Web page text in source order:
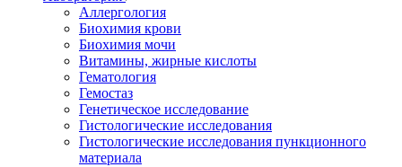
Аллергология
Биохимия крови
Биохимия мочи
Витамины, жирные кислоты
Гематология
Гемостаз
Генетическое исследование
Гистологические исследования
Гистологические исследования пункционного
материала